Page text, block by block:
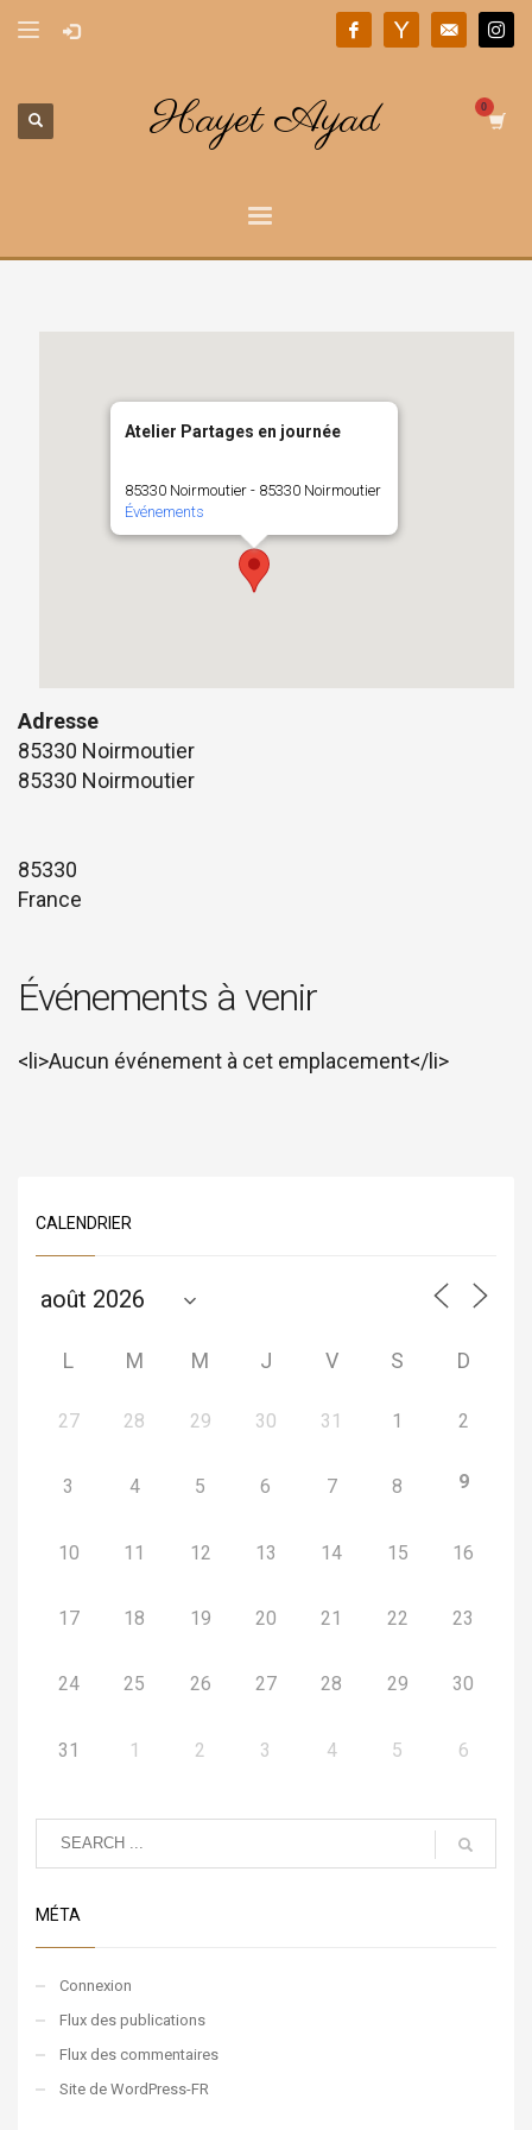
Hayet Ayad
Atelier Partages en journée
85330 Noirmoutier - 85330 Noirmoutier
Événements
Adresse
85330 Noirmoutier
85330 Noirmoutier
85330
France
Événements à venir
<li>Aucun événement à cet emplacement</li>
CALENDRIER
L M M J V S D
27 28 29 30 31 1 2
3 4 5 6 7 8 9
10 11 12 13 14 15 16
17 18 19 20 21 22 23
24 25 26 27 28 29 30
31 1 2 3 4 5 6
MÉTA
Connexion
Flux des publications
Flux des commentaires
Site de WordPress-FR